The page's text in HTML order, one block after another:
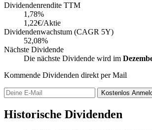
Dividendenrendite TTM
1,78%
1,22€/Aktie
Dividendenwachstum (CAGR 5Y)
52,08%
Nächste Dividende
Die nächste Dividende wird im
Kommende Dividenden direkt per Mail
Kostenlos
Historische Dividenden